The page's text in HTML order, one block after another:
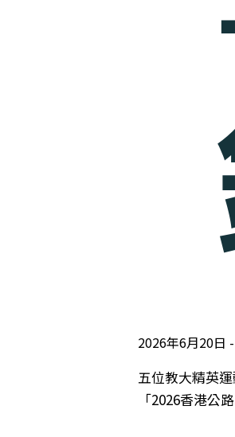
2026年6月20日
五位教大精英
「2026香港公